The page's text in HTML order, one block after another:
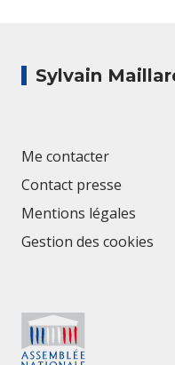
Sylvain
Me contacter
Contact presse
Mentions légales
Gestion des cookies